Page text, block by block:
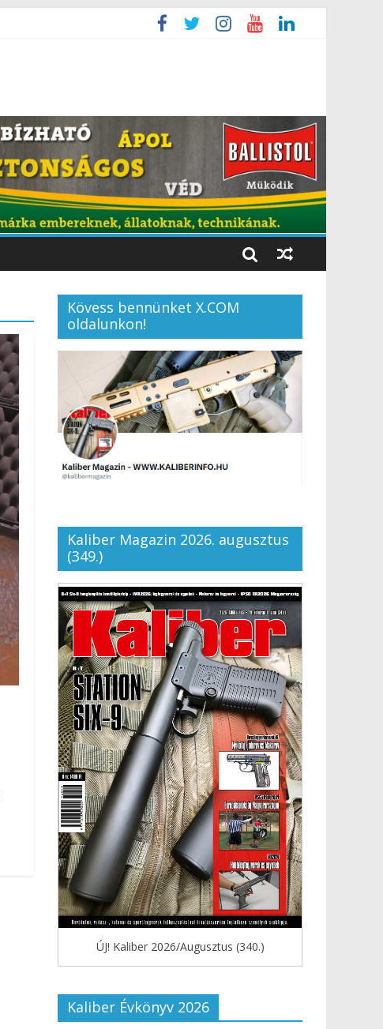
Kövess bennünket X.COM
oldalunkon!
Kaliber Magazin 2026. augusztus
(349.)
ÚJ! Kaliber 2026/Augusztus (340.)
Kaliber Évkönyv 2026